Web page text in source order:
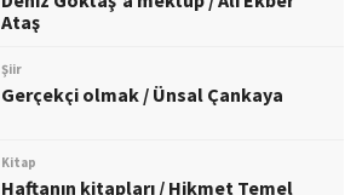
Ataş
Şiir
Gerçekçi olmak / Ünsal Çankaya
Kitap
Haftanın kitapları / Hikmet Temel